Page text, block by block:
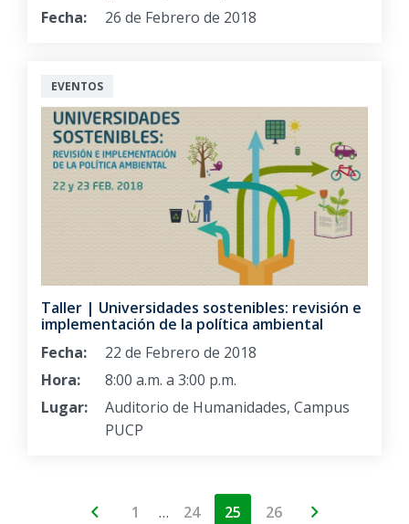
Fecha:
26 de Febrero de 2018
EVENTOS
Taller | Universidades sostenibles: revisión e
implementación de la política ambiental
Fecha:
22 de Febrero de 2018
Hora:
8:00 a.m. a 3:00 p.m.
Lugar:
Auditorio de Humanidades, Campus
PUCP
1 … 24 25 26